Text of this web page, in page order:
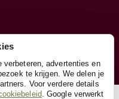
verbeteren, advertenties en
te krijgen. We delen je
Voor verdere details
. Google verwerkt